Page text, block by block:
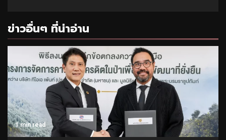
ข่าวอื่นๆ ที่น่าอ่าน
1 min read